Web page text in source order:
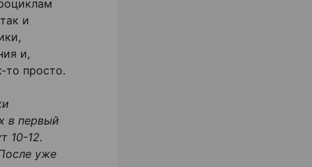
и
и,
то просто.
в первый
10-12.
уже